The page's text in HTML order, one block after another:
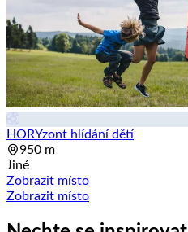
HORYzont hlídání dětí
950 m
Jiné
Zobrazit místo
Zobrazit místo